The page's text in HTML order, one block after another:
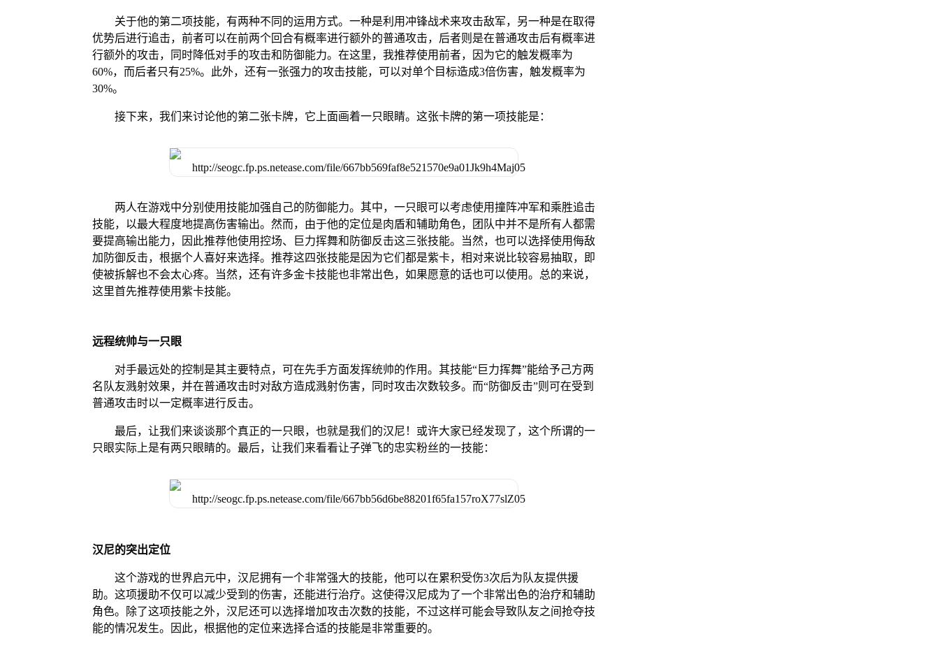
关于他的第二项技能，有两种不同的运用方式。一种是利用冲锋战术来攻击敌军，另一种是在取得
优势后进行追击，前者可以在前两个回合有概率进行额外的普通攻击，后者则是在普通攻击后有概率进
行额外的攻击，同时降低对手的攻击和防御能力。在这里，我推荐使用前者，因为它的触发概率为
60%，而后者只有25%。此外，还有一张强力的攻击技能，可以对单个目标造成3倍伤害，触发概率为
30%。
接下来，我们来讨论他的第二张卡牌，它上面画着一只眼睛。这张卡牌的第一项技能是：
两人在游戏中分别使用技能加强自己的防御能力。其中，一只眼可以考虑使用撞阵冲军和乘胜追击
技能，以最大程度地提高伤害输出。然而，由于他的定位是肉盾和辅助角色，团队中并不是所有人都需
要提高输出能力，因此推荐他使用控场、巨力挥舞和防御反击这三张技能。当然，也可以选择使用侮敌
加防御反击，根据个人喜好来选择。推荐这四张技能是因为它们都是紫卡，相对来说比较容易抽取，即
使被拆解也不会太心疼。当然，还有许多金卡技能也非常出色，如果愿意的话也可以使用。总的来说，
这里首先推荐使用紫卡技能。
远程统帅与一只眼
对手最远处的控制是其主要特点，可在先手方面发挥统帅的作用。其技能“巨力挥舞”能给予己方两
名队友溅射效果，并在普通攻击时对敌方造成溅射伤害，同时攻击次数较多。而“防御反击”则可在受到
普通攻击时以一定概率进行反击。
最后，让我们来谈谈那个真正的一只眼，也就是我们的汉尼！或许大家已经发现了，这个所谓的一
只眼实际上是有两只眼睛的。最后，让我们来看看让子弹飞的忠实粉丝的一技能：
汉尼的突出定位
这个游戏的世界启元中，汉尼拥有一个非常强大的技能，他可以在累积受伤3次后为队友提供援
助。这项援助不仅可以减少受到的伤害，还能进行治疗。这使得汉尼成为了一个非常出色的治疗和辅助
角色。除了这项技能之外，汉尼还可以选择增加攻击次数的技能，不过这样可能会导致队友之间抢夺技
能的情况发生。因此，根据他的定位来选择合适的技能是非常重要的。